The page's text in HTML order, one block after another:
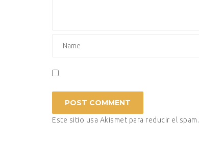
Este sitio usa Akismet para reducir el spam.